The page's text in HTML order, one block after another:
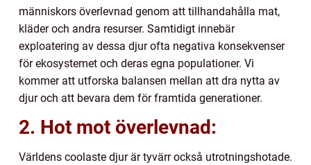
människors överlevnad genom att tillhandahålla mat,
kläder och andra resurser. Samtidigt innebär
exploatering av dessa djur ofta negativa konsekvenser
för ekosystemet och deras egna populationer. Vi
kommer att utforska balansen mellan att dra nytta av
djur och att bevara dem för framtida generationer.
2. Hot mot överlevnad:
Världens coolaste djur är tyvärr också utrotningshotade.